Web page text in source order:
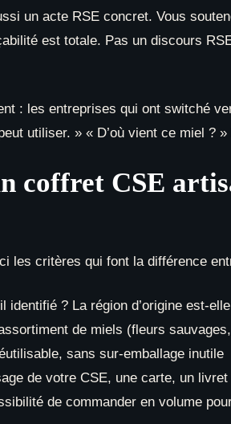
un acte RSE concret. Vous
est totale. Pas un discours
: les entreprises qui ont switché
utiliser. » « D’où vient ce miel ?
coffret CSE
les critères qui font la différence
identifié ? La région d’origine est-
de miels (fleurs
sans sur-emballage inutile
de votre CSE, une carte, un livret
de commander en volume